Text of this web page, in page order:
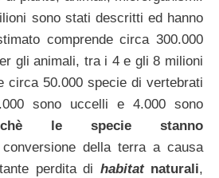
sono stati descritti ed hanno
comprende circa 300.000
gli animali, tra i 4 e gli 8 milioni
circa 50.000 specie di vertebrati
sono uccelli e 4.000 sono
le specie stanno
della terra a causa
perdita di habitatnaturali,